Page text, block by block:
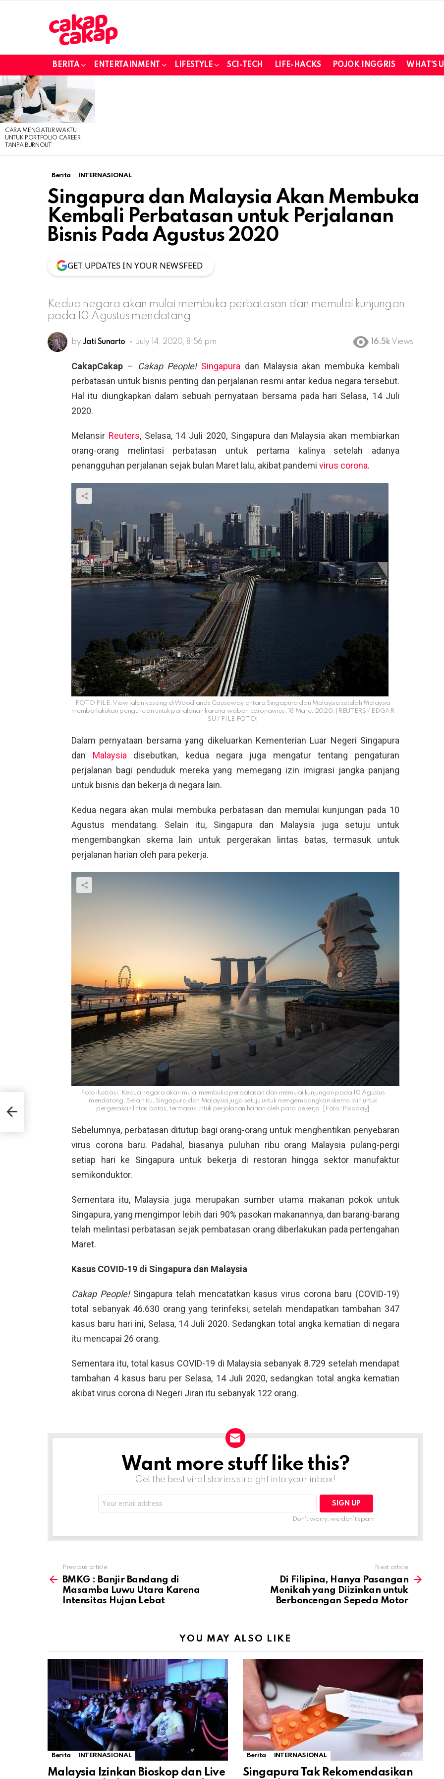
BERITA ENTERTAINMENT LIFESTYLE SCI-TECH LIFE-HACKS POJOK INGGRIS WHAT’S
LATEST
STORIES
CARA MENGATUR WAKTU
UNTUK PORTFOLIO CAREER
TANPA BURNOUT
Berita INTERNASIONAL
Singapura dan Malaysia Akan Membuka
Kembali Perbatasan untuk Perjalanan
Bisnis Pada Agustus 2020
GET UPDATES IN YOUR NEWSFEED
Kedua negara akan mulai membuka perbatasan dan memulai kunjungan
pada 10 Agustus mendatang.
by Jati Sunarto July 14, 2020, 8:56 pm 16.5k Views
CakapCakap – Cakap People! Singapura dan Malaysia akan membuka kembali
perbatasan untuk bisnis penting dan perjalanan resmi antar kedua negara tersebut.
Hal itu diungkapkan dalam sebuah pernyataan bersama pada hari Selasa, 14 Juli
2020.
Melansir Reuters, Selasa, 14 Juli 2020, Singapura dan Malaysia akan membiarkan
orang-orang melintasi perbatasan untuk pertama kalinya setelah adanya
penangguhan perjalanan sejak bulan Maret lalu, akibat pandemi virus corona.
FOTO FILE: View jalan kosong di Woodlands Causeway antara Singapura dan Malaysia setelah Malaysia
memberlakukan penguncian untuk perjalanan karena wabah coronavirus, 18 Maret 2020. [REUTERS / EDGAR
SU / FILE FOTO]
Dalam pernyataan bersama yang dikeluarkan Kementerian Luar Negeri Singapura
dan Malaysia disebutkan, kedua negara juga mengatur tentang pengaturan
perjalanan bagi penduduk mereka yang memegang izin imigrasi jangka panjang
untuk bisnis dan bekerja di negara lain.
Kedua negara akan mulai membuka perbatasan dan memulai kunjungan pada 10
Agustus mendatang. Selain itu, Singapura dan Malaysia juga setuju untuk
mengembangkan skema lain untuk pergerakan lintas batas, termasuk untuk
perjalanan harian oleh para pekerja.
Foto ilustrasi. Kedua negara akan mulai membuka perbatasan dan memulai kunjungan pada 10 Agustus
mendatang. Selain itu, Singapura dan Malaysia juga setuju untuk mengembangkan skema lain untuk
pergerakan lintas batas, termasuk untuk perjalanan harian oleh para pekerja. [Foto: Pixabay]
Sebelumnya, perbatasan ditutup bagi orang-orang untuk menghentikan penyebaran
virus corona baru. Padahal, biasanya puluhan ribu orang Malaysia pulang-pergi
setiap hari ke Singapura untuk bekerja di restoran hingga sektor manufaktur
semikonduktor.
Sementara itu, Malaysia juga merupakan sumber utama makanan pokok untuk
Singapura, yang mengimpor lebih dari 90% pasokan makanannya, dan barang-barang
telah melintasi perbatasan sejak pembatasan orang diberlakukan pada pertengahan
Maret.
Kasus COVID-19 di Singapura dan Malaysia
Cakap People!Singapura telah mencatatkan kasus virus corona baru (COVID-19)
total sebanyak 46.630 orang yang terinfeksi, setelah mendapatkan tambahan 347
kasus baru hari ini, Selasa, 14 Juli 2020. Sedangkan total angka kematian di negara
itu mencapai 26 orang.
Sementara itu, total kasus COVID-19 di Malaysia sebanyak 8.729 setelah mendapat
tambahan 4 kasus baru per Selasa, 14 Juli 2020, sedangkan total angka kematian
akibat virus corona di Negeri Jiran itu sebanyak 122 orang.
NEWSLETTERWant more stuff like this?
Get the best viral stories straight into your inbox!
address:
Don't worry, we don't spam
more
Previous article
BMKG : Banjir Bandang di
Masamba Luwu Utara Karena
Intensitas Hujan Lebat
Next article
Di Filipina, Hanya Pasangan
Menikah yang Diizinkan untuk
Berboncengan Sepeda Motor
YOU MAY ALSO LIKE
Berita INTERNASIONAL
Malaysia Izinkan Bioskop dan Live
Berita INTERNASIONAL
Singapura Tak Rekomendasikan